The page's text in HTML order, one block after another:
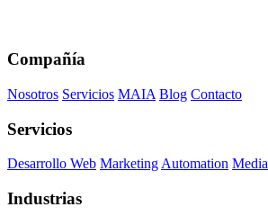
Compañía
Nosotros Servicios MAIA Blog Contacto
Servicios
Desarrollo Web Marketing Automation Media
Industrias